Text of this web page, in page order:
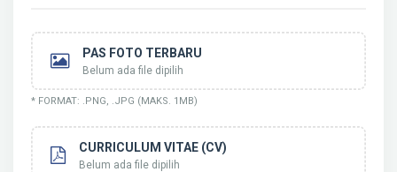
PAS FOTO TERBARU
Belum ada file dipilih
* FORMAT: .PNG, .JPG (MAKS. 1MB)
CURRICULUM VITAE (CV)
Belum ada file dipilih